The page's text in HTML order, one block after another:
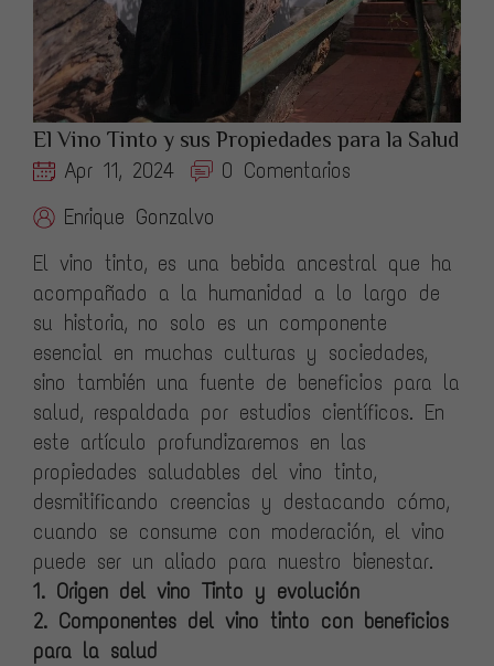
El Vino Tinto y sus Propiedades para la Salud
Apr 11, 2024
0 Comentarios
Enrique Gonzalvo
El vino tinto, es una bebida ancestral que ha
acompañado a la humanidad a lo largo de
su historia, no solo es un componente
esencial en muchas culturas y sociedades,
sino también una fuente de beneficios para la
salud, respaldada por estudios científicos. En
este artículo profundizaremos en las
propiedades saludables del vino tinto,
desmitificando creencias y destacando cómo,
cuando se consume con moderación, el vino
puede ser un aliado para nuestro bienestar.
1. Origen del vino Tinto y evolución
2. Componentes del vino tinto con beneficios
para la salud